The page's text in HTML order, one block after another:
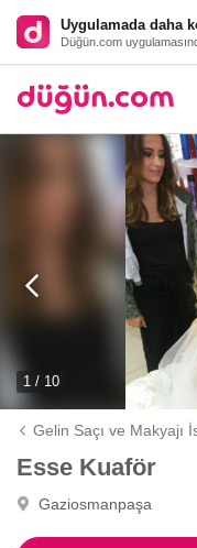
Uygulamada daha
Düğün.com
1 / 10
Gelin Saçı ve Makyajı
Esse Kuaför
Gaziosmanpaşa